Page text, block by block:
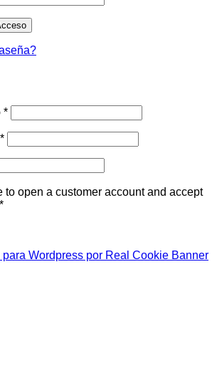
*Obligatorio
*Obligatorio
to open a customer account and accept
*Required
Wordpress por Real Cookie Banner